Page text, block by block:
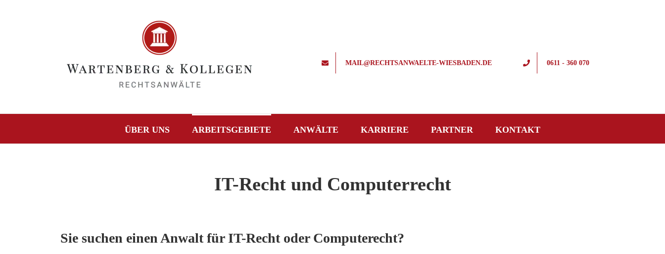
0611 - 360 070
MAIL@RECHTSANWAELTE-WIESBADEN.DE
ÜBER UNS ARBEITSGEBIETE ANWÄLTE KARRIERE PARTNER KONTAKT
IT-Recht und Computerrecht
Sie suchen einen Anwalt für IT-Recht oder Computerecht?